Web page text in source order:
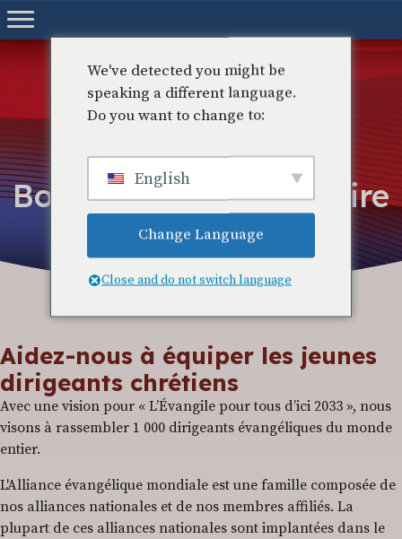
Aller
au
contenu
Bourses d'études – Faire
un don
Aidez-nous à équiper les jeunes
dirigeants chrétiens
Avec une vision pour « L’Évangile pour tous d’ici 2033 », nous
visons à rassembler 1 000 dirigeants évangéliques du monde
entier.
L'Alliance évangélique mondiale est une famille composée de
nos alliances nationales et de nos membres affiliés. La
plupart de ces alliances nationales sont implantées dans le
We've detected you might be
speaking a different language.
Do you want to change to:
English
Change Language
Close and do not switch language